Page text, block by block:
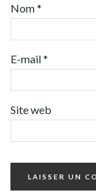
Nom*
E-mail*
Site web